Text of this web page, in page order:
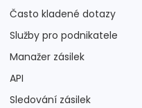
Často kladené dotazy
Služby pro podnikatele
Manažer zásilek
API
Sledování zásilek